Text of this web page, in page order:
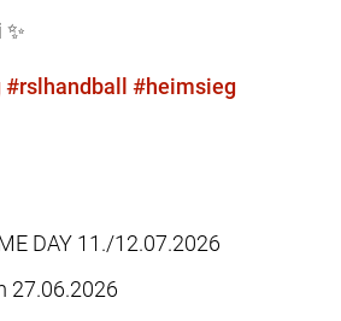
#rslhandball #heimsieg
DAY 11./12.07.2026
27.06.2026